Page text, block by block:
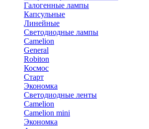
Галогенные лампы
Капсульные
Линейные
Светодиодные лампы
Camelion
General
Robiton
Космос
Старт
Экономка
Светодиодные ленты
Camelion
Camelion mini
Экономка